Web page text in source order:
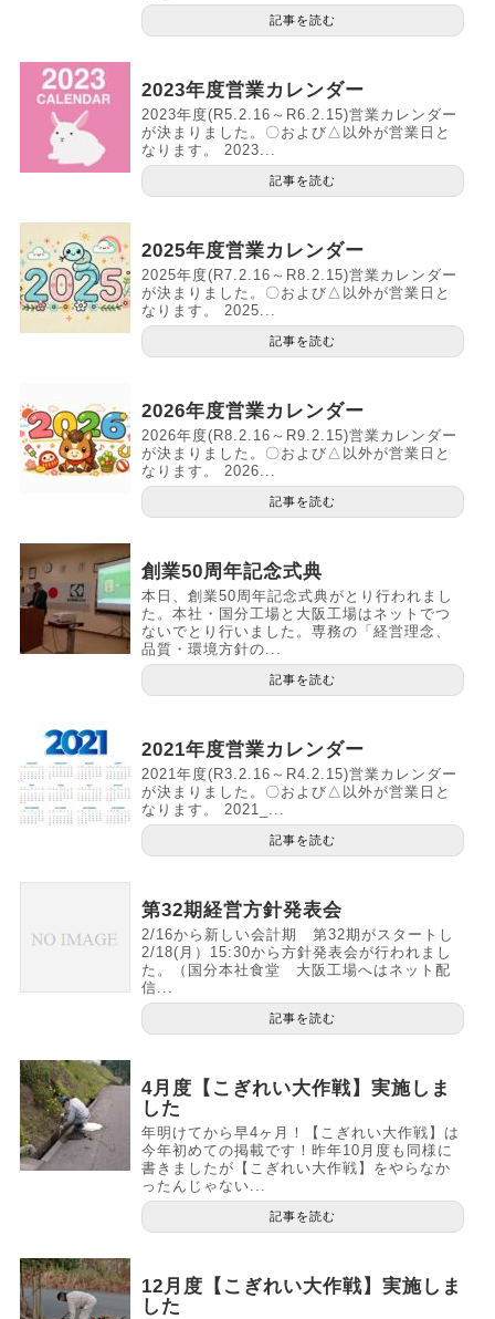
記事を読む
2023年度営業カレンダー
2023年度(R5.2.16～R6.2.15)営業カレンダー
が決まりました。〇および△以外が営業日と
なります。 2023...
記事を読む
2025年度営業カレンダー
2025年度(R7.2.16～R8.2.15)営業カレンダー
が決まりました。〇および△以外が営業日と
なります。 2025...
記事を読む
2026年度営業カレンダー
2026年度(R8.2.16～R9.2.15)営業カレンダー
が決まりました。〇および△以外が営業日と
なります。 2026...
記事を読む
創業50周年記念式典
本日、創業50周年記念式典がとり行われまし
た。本社・国分工場と大阪工場はネットでつ
ないでとり行いました。専務の「経営理念、
品質・環境方針の...
記事を読む
2021年度営業カレンダー
2021年度(R3.2.16～R4.2.15)営業カレンダー
が決まりました。〇および△以外が営業日と
なります。 2021_...
記事を読む
第32期経営方針発表会
2/16から新しい会計期 第32期がスタートし
2/18(月）15:30から方針発表会が行われまし
た。（国分本社食堂 大阪工場へはネット配
信...
記事を読む
4月度【こぎれい大作戦】実施しま
した
年明けてから早4ヶ月！【こぎれい大作戦】は
今年初めての掲載です！昨年10月度も同様に
書きましたが【こぎれい大作戦】をやらなか
ったんじゃない...
記事を読む
12月度【こぎれい大作戦】実施しま
した